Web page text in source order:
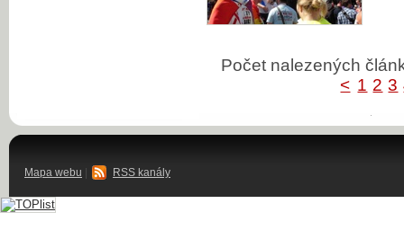
Počet nalezených
< 1 2 3
Mapa webu RSS kanály